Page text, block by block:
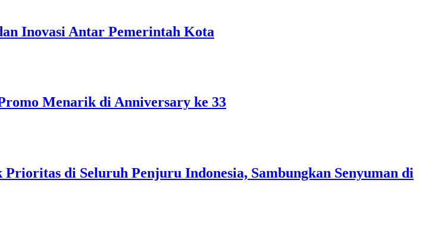
Inovasi Antar Pemerintah Kota
Menarik di Anniversary ke 33
di Seluruh Penjuru Indonesia, Sambungkan Senyuman di